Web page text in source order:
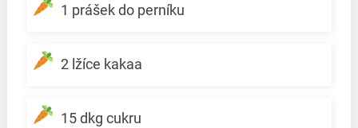
1 prášek do perníku
2 lžíce kakaa
15 dkg cukru